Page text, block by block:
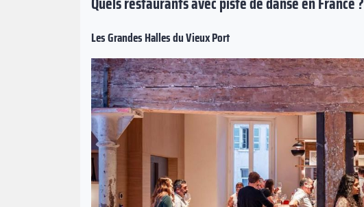
Les Grandes Halles du Vieux Port